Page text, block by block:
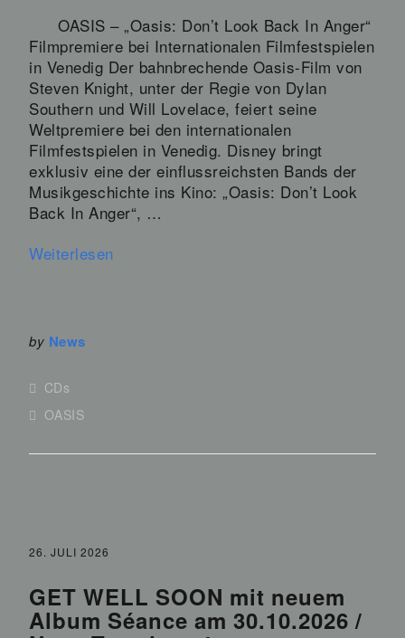
OASIS – „Oasis: Don’t Look Back In Anger“
Filmpremiere bei Internationalen Filmfestspielen
in Venedig Der bahnbrechende Oasis-Film von
Steven Knight, unter der Regie von Dylan
Southern und Will Lovelace, feiert seine
Weltpremiere bei den internationalen
Filmfestspielen in Venedig. Disney bringt
exklusiv eine der einflussreichsten Bands der
Musikgeschichte ins Kino: „Oasis: Don’t Look
Back In Anger“, …
Weiterlesen
by News
CDs
OASIS
26. JULI 2026
GET WELL SOON mit neuem
Album Séance am 30.10.2026 /